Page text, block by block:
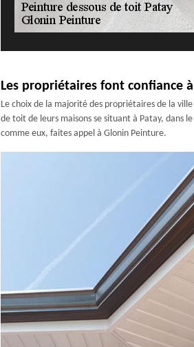
Les propriétaires font confiance
Le choix de la majorité des propriétaires de la
de toit de leurs maisons se situant à Patay, dans
comme eux, faites appel à Glonin Peinture.